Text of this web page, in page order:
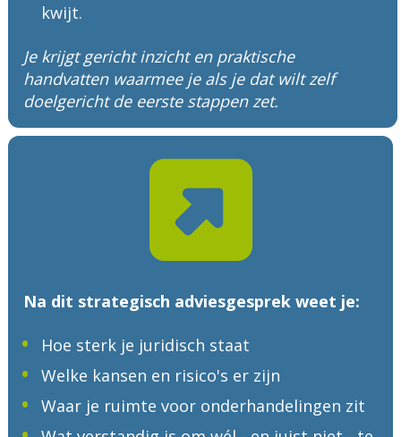
kwijt.
Je krijgt gericht inzicht en praktische
handvatten waarmee je als je dat wilt zelf
doelgericht de eerste stappen zet.
Na dit strategisch adviesgesprek weet je:
Hoe sterk je juridisch staat
Welke kansen en risico's er zijn
Waar je ruimte voor onderhandelingen zit